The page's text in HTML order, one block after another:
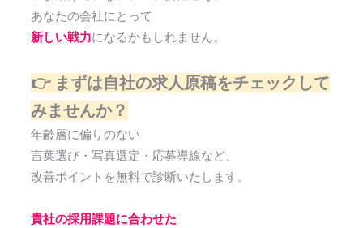
あなたの会社にとって
新しい戦力になるかもしれません。
👉 まずは自社の求人原稿をチェックして
みませんか？
年齢層に偏りのない
言葉選び・写真選定・応募導線など、
改善ポイントを無料で診断いたします。
貴社の採用課題に合わせた